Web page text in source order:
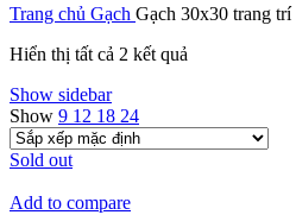
Trang chủ Gạch Gạch 30x30 trang trí
Hiển thị tất cả 2 kết quả
Show sidebar
Show 9 12 18 24
Sold out
Add to compare